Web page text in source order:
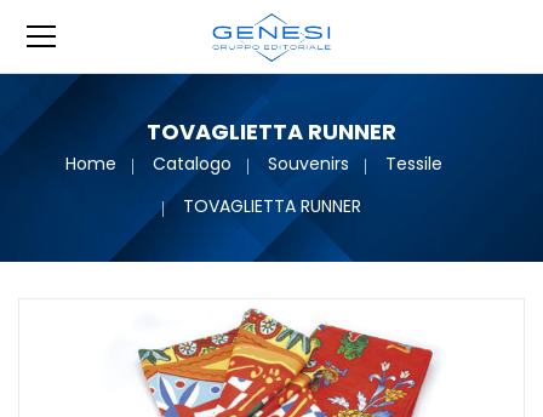
TOVAGLIETTA RUNNER
Home Catalogo Souvenirs
Tessile
TOVAGLIETTA RUNNER